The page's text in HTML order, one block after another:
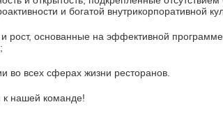
и богатой внутрикорпоративной
основанные на эффективной программе
всех сферах жизни ресторанов.
к нашей команде!